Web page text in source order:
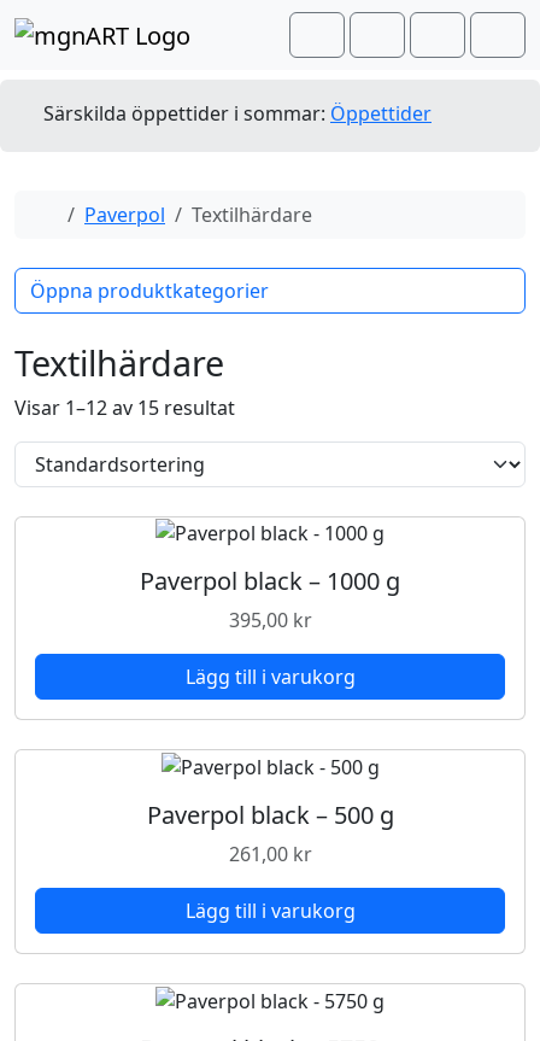
Skip to content
Skip to footer
SearchAccount
Cart
Särskilda öppettider i sommar: Öppettider
Home
Paverpol Textilhärdare
Öppna produktkategorier
Textilhärdare
Visar 1–12 av 15 resultat
Paverpol black – 1000 g
395,00 kr
Lägg till i varukorg
Paverpol black – 500 g
261,00 kr
Lägg till i varukorg